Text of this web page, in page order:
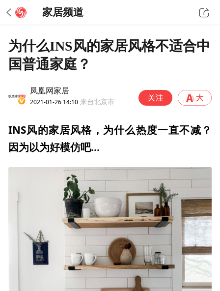
家居频道
为什么INS风的家居风格不适合中
国普通家庭？
凤凰网家居
2021-01-26 14:10 来自北京市
INS风的家居风格， 为什么热度一直不减？
因为以为好模仿吧...